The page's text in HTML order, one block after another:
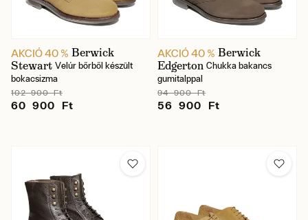
AKCIÓ 40 % Berwick
Stewart Velúr bőrből készült
bokacsizma
102 900 Ft
60 900 Ft
AKCIÓ 40 % Berwick
Edgerton Chukka bakancs
gumitalppal
94 900 Ft
56 900 Ft